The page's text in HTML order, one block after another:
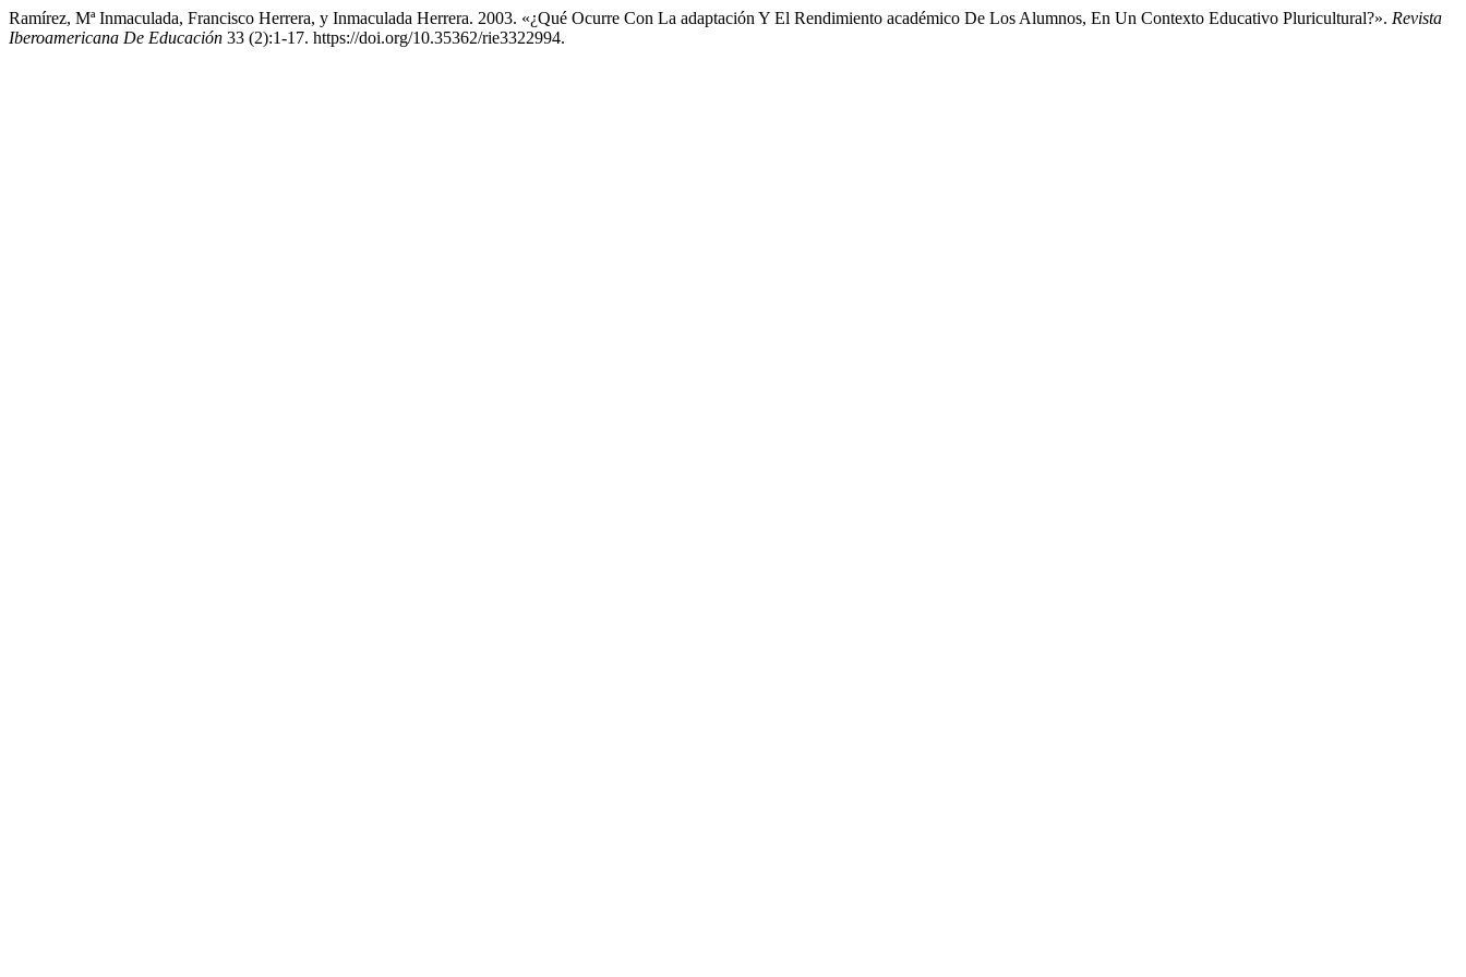
Ramírez, Mª Inmaculada, Francisco Herrera, y Inmaculada Herrera. 2003. «¿Qué Ocurre Con La adaptación Y El Rendimiento académico De Los Alumnos, En Un Contexto Educativo Pluricultural?». Revista
Iberoamericana De Educación 33 (2):1-17. https://doi.org/10.35362/rie3322994.